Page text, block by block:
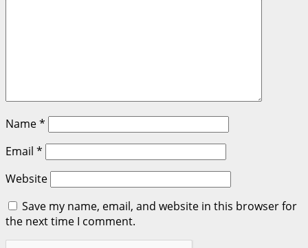
Name*
Email *
Website
Save my name, email, and website in this browser for
the next time I comment.